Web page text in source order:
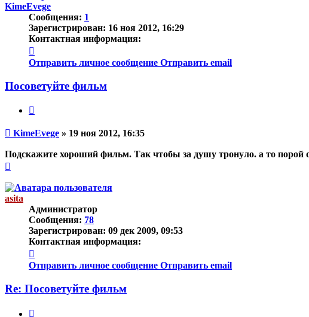
KimeEvege
Сообщения: 1
Зарегистрирован: 16 ноя 2012, 16:29
Контактная информация:
информация
пользователя
KimeEvege
Отправить личное сообщение Отправить email
Посоветуйте фильм
Непрочитанное
сообщение
KimeEvege » 19 ноя 2012, 16:35
Подскажите хороший фильм. Так чтобы за душу тронуло. а то порой
началу
asita
Администратор
Сообщения: 78
Зарегистрирован: 09 дек 2009, 09:53
Контактная информация:
информация
пользователя
Отправить личное сообщение Отправить email
Re: Посоветуйте фильм